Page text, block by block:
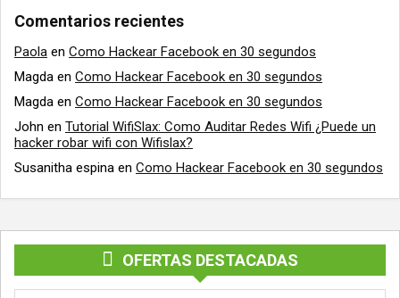
Comentarios recientes
Paola en Como Hackear Facebook en 30 segundos
Magda en Como Hackear Facebook en 30 segundos
Magda en Como Hackear Facebook en 30 segundos
John en Tutorial WifiSlax: Como Auditar Redes Wifi ¿Puede un
hacker robar wifi con Wifislax?
Susanitha espina en Como Hackear Facebook en 30 segundos
OFERTAS DESTACADAS